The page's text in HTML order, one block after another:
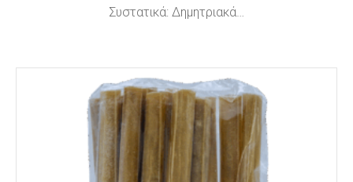
Συστατικά: Δημητριακά…